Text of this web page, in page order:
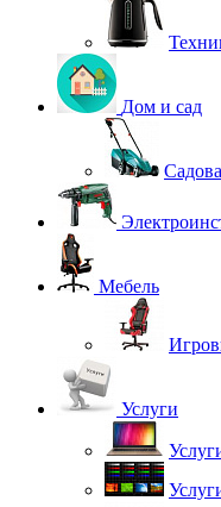
Дом и сад
Мебель
Услуги